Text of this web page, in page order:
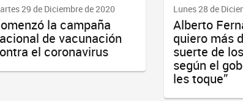
29 de Diciembre de 2020
la campaña
de vacunación
el coronavirus
Lunes 28 de
Alberto
quiero más
suerte de
según el
les toque”